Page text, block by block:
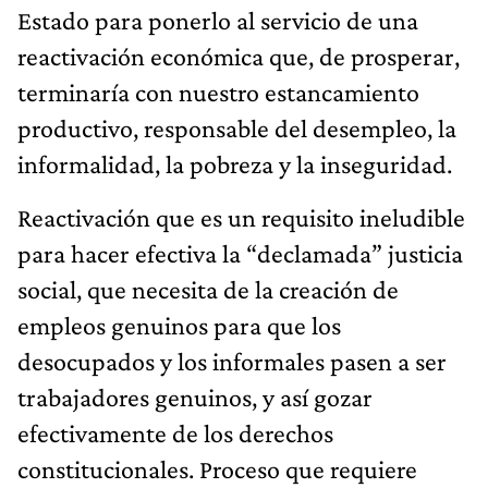
Estado para ponerlo al servicio de una
reactivación económica que, de prosperar,
terminaría con nuestro estancamiento
productivo, responsable del desempleo, la
informalidad, la pobreza y la inseguridad.
Reactivación que es un requisito ineludible
para hacer efectiva la “declamada” justicia
social, que necesita de la creación de
empleos genuinos para que los
desocupados y los informales pasen a ser
trabajadores genuinos, y así gozar
efectivamente de los derechos
constitucionales. Proceso que requiere